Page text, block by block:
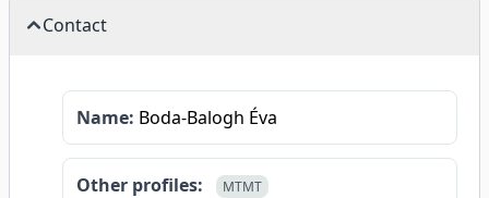
Contact
Name: Boda-Balogh Éva
Other profiles: MTMT